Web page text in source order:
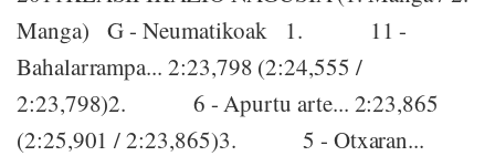
Manga) G - Neumatikoak 1. 11 -
Bahalarrampa... 2:23,798 (2:24,555 /
2:23,798)2. 6 - Apurtu arte... 2:23,865
(2:25,901 / 2:23,865)3. 5 - Otxaran...